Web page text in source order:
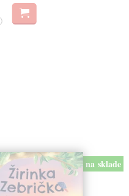
na sklade